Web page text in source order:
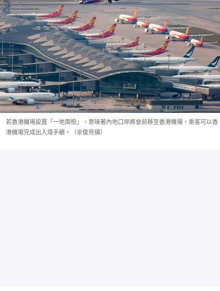
若香港機場設置「一地兩檢」，意味著內地口岸將會前移至香港機場，乘客可以香
港機場完成出入境手續。（余俊亮攝）